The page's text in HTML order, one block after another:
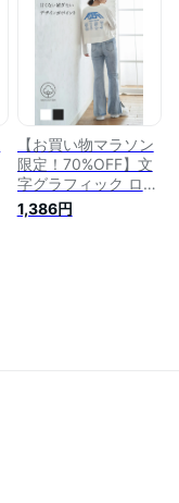
レディース プルオー
バー おしゃれ オシ
ャレ かわいい 可愛
い きれいめ アイボ
リー グレー フリー
サイズ 大人カジュア
ル 秋冬 ODORATA
オドラタ
【お買い物マラソン
限定！70%OFF】文
字グラフィック ロン
T レディース Tシャ
ツ ティーシャツ グ
1,386円